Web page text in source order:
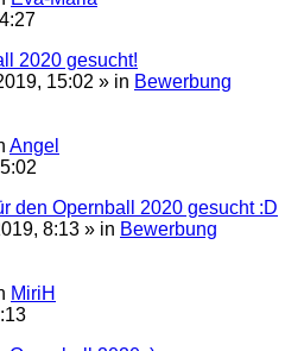
2020 gesucht!
15:02 » in Bewerbung
Angel
den Opernball 2020 gesucht :D
8:13 » in Bewerbung
MiriH